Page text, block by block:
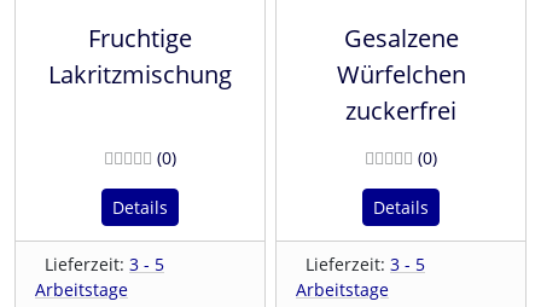
Fruchtige
Lakritzmischung
(0Bewertungen
)
Details
Lieferzeit: 3 - 5
Arbeitstage
Gesalzene
Würfelchen
zuckerfrei
(0)
Details
Lieferzeit: 3 - 5
Arbeitstage